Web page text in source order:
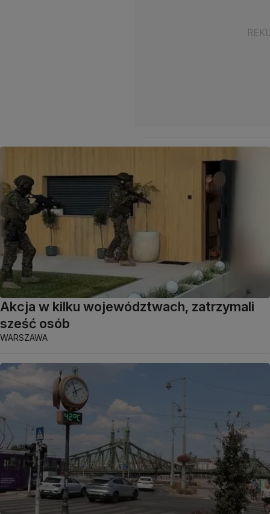
Akcja w kilku województwach, zatrzymali
sześć osób
WARSZAWA